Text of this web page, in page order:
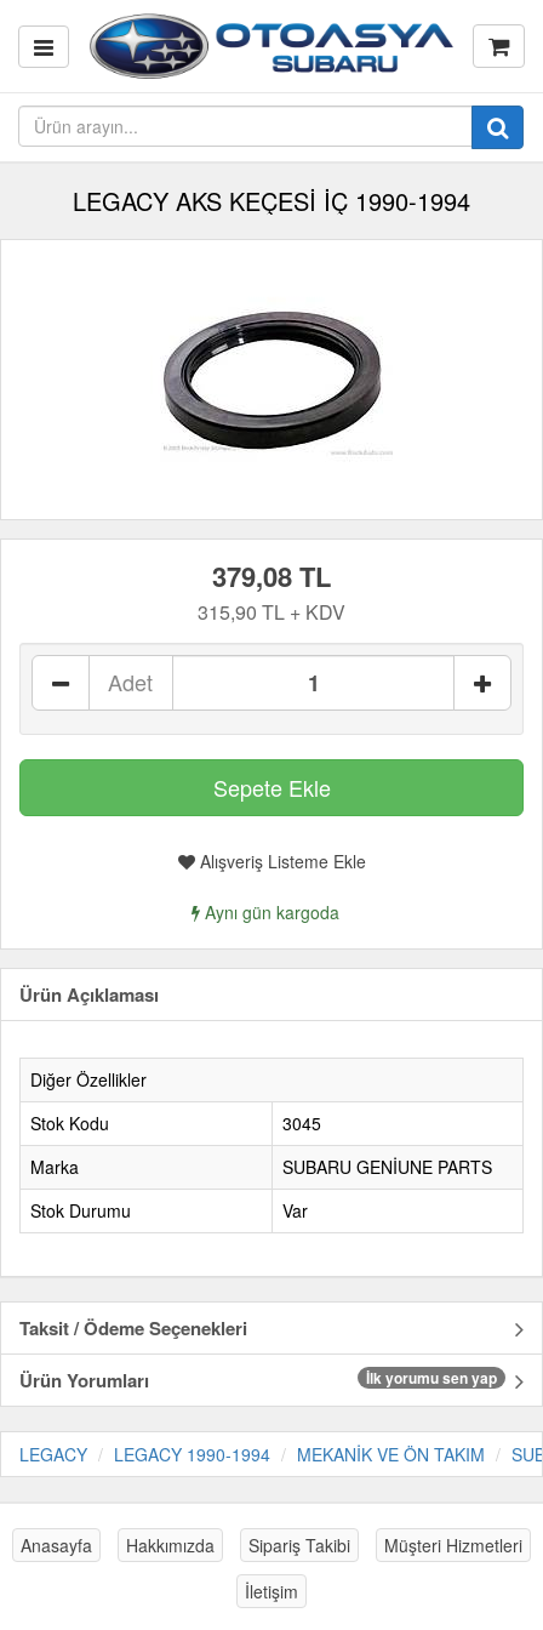
LEGACY AKS KEÇESİ İÇ 1990-1994
379,08 TL
315,90 TL + KDV
Adet
Alışveriş Listeme Ekle
Aynı gün kargoda
Ürün Açıklaması
Diğer Özellikler
Stok Kodu
3045
Marka
SUBARU GENİUNE PARTS
Stok Durumu
Var
Taksit / Ödeme Seçenekleri
Ürün Yorumları
İlk yorumu sen yap
LEGACY LEGACY 1990-1994 MEKANİK VE ÖN TAKIM
Anasayfa Hakkımızda Sipariş Takibi
Müşteri Hizmetleri
İletişim